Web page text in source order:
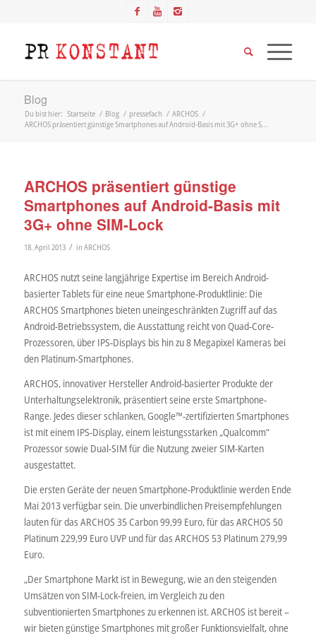
Blog
Du bist hier: Startseite / Blog / pressefach / ARCHOS /
ARCHOS präsentiert günstige Smartphones auf Android-Basis mit 3G+ ohne S...
ARCHOS präsentiert günstige
Smartphones auf Android-Basis mit
3G+ ohne SIM-Lock
18. April 2013 / in ARCHOS
ARCHOS nutzt seine langjährige Expertise im Bereich Android-
basierter Tablets für eine neue Smartphone-Produktlinie: Die
ARCHOS Smartphones bieten uneingeschränkten Zugriff auf das
Android-Betriebssystem, die Ausstattung reicht von Quad-Core-
Prozessoren, über IPS-Displays bis hin zu 8 Megapixel Kameras bei
den Platinum-Smartphones.
ARCHOS, innovativer Hersteller Android-basierter Produkte der
Unterhaltungselektronik, präsentiert seine erste Smartphone-
Range. Jedes dieser schlanken, Google™-zertifizierten Smartphones
ist mit einem IPS-Display, einem leistungsstarken „Qualcomm“
Prozessor sowie Dual-SIM für die Nutzung zweier SIM-Karten
ausgestattet.
Die ersten Geräte der neuen Smartphone-Produktlinie werden Ende
Mai 2013 verfügbar sein. Die unverbindlichen Preisempfehlungen
lauten für das ARCHOS 35 Carbon 99,99 Euro, für das ARCHOS 50
Platinum 229,99 Euro UVP und für das ARCHOS 53 Platinum 279,99
Euro.
„Der Smartphone Markt ist in Bewegung, wie an den steigenden
Umsätzen von SIM-Lock-freien, im Vergleich zu den
subventionierten Smartphones zu erkennen ist. ARCHOS ist bereit –
wir bieten günstige Smartphones mit großer Funktionsvielfalt, ohne